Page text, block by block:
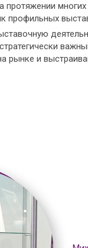
протяжении
профильных
рынке и